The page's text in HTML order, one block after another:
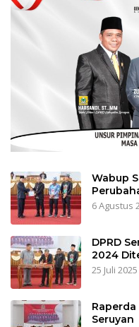
Wabup
6 Agustus
DPRD
2024
25 Juli 2025
Raperda
Seruyan